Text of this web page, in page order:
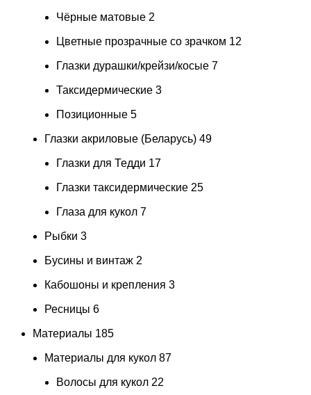
Чёрные матовые 2
Цветные прозрачные со зрачком 12
Глазки дурашки/крейзи/косые 7
Таксидермические 3
Позиционные 5
Глазки акриловые (Беларусь) 49
Глазки для Тедди 17
Глазки таксидермические 25
Глаза для кукол 7
Рыбки 3
Бусины и винтаж 2
Кабошоны и крепления 3
Ресницы 6
Материалы 185
Материалы для кукол 87
Волосы для кукол 22